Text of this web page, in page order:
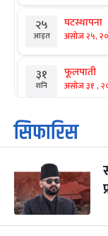
२५
आइत
घटस्थापना
असोज २५,
३१
शनि
फूलपाती
असोज ३१ ,
१
आइत
कार्तिक
कार्तिक १, २०८३
३
मंगल
महानवमी
कार्तिक ३,
४
सिफारिस